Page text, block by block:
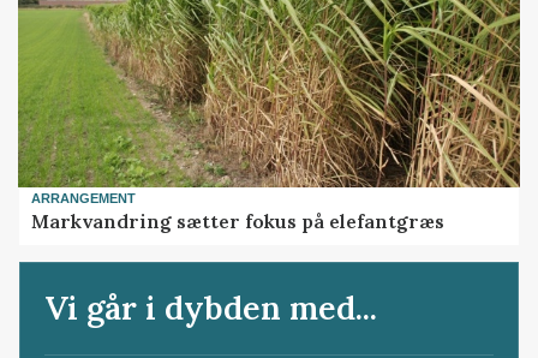
ARRANGEMENT
Markvandring sætter fokus på elefantgræs
Vi går i dybden med...